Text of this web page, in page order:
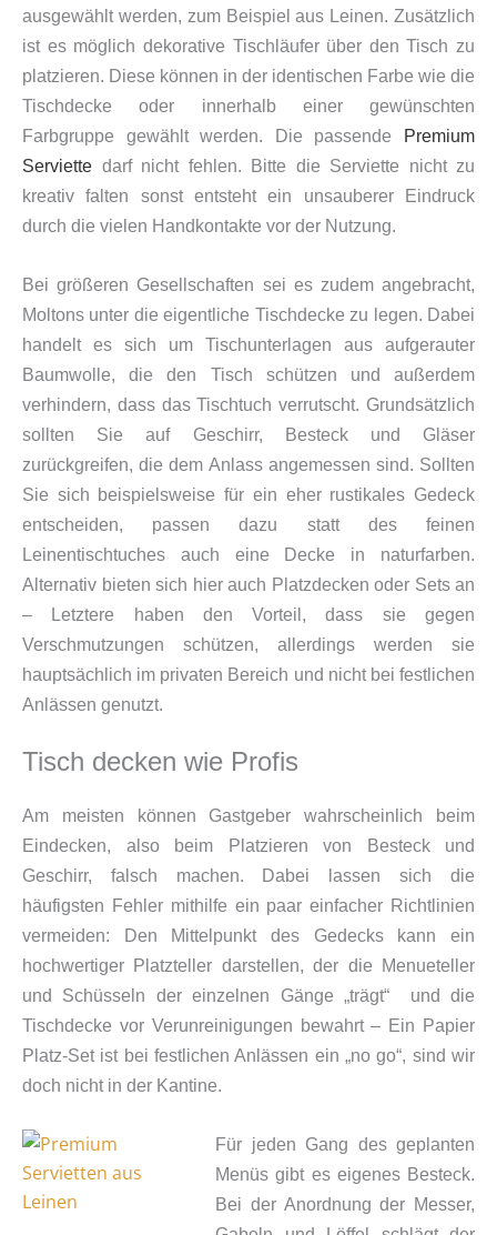
ausgewählt werden, zum Beispiel aus Leinen. Zusätzlich
ist es möglich dekorative Tischläufer über den Tisch zu
platzieren. Diese können in der identischen Farbe wie die
Tischdecke oder innerhalb einer gewünschten
Farbgruppe gewählt werden. Die passende
Premium
Serviette darf nicht fehlen. Bitte die Serviette nicht zu
kreativ falten sonst entsteht ein unsauberer Eindruck
durch die vielen Handkontakte vor der Nutzung.
Bei größeren Gesellschaften sei es zudem angebracht,
Moltons unter die eigentliche Tischdecke zu legen. Dabei
handelt es sich um Tischunterlagen aus aufgerauter
Baumwolle, die den Tisch schützen und außerdem
verhindern, dass das Tischtuch verrutscht. Grundsätzlich
sollten Sie auf Geschirr, Besteck und Gläser
zurückgreifen, die dem Anlass angemessen sind. Sollten
Sie sich beispielsweise für ein eher rustikales Gedeck
entscheiden, passen dazu statt des feinen
Leinentischtuches auch eine Decke in naturfarben.
Alternativ bieten sich hier auch Platzdecken oder Sets an
– Letztere haben den Vorteil, dass sie gegen
Verschmutzungen schützen, allerdings werden sie
hauptsächlich im privaten Bereich und nicht bei festlichen
Anlässen genutzt.
Tisch decken wie Profis
Am meisten können Gastgeber wahrscheinlich beim
Eindecken, also beim Platzieren von Besteck und
Geschirr, falsch machen. Dabei lassen sich die
häufigsten Fehler mithilfe ein paar einfacher Richtlinien
vermeiden: Den Mittelpunkt des Gedecks kann ein
hochwertiger Platzteller darstellen, der die Menueteller
und Schüsseln der einzelnen Gänge „trägt“ und die
Tischdecke vor Verunreinigungen bewahrt – Ein Papier
Platz-Set ist bei festlichen Anlässen ein „no go“, sind wir
doch nicht in der Kantine.
Für jeden Gang des geplanten
Menüs gibt es eigenes Besteck.
Bei der Anordnung der Messer,